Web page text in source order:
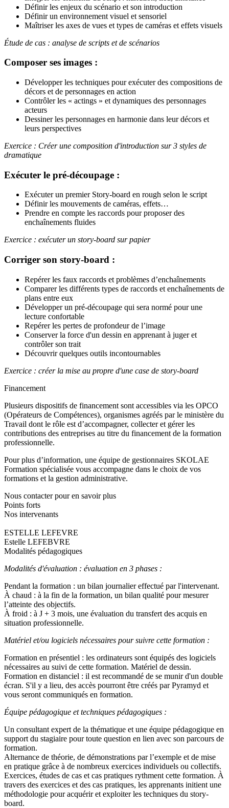
Définir les enjeux du scénario et son introduction
Définir un environnement visuel et sensoriel
Maîtriser les axes de vues et types de caméras et effets visuels
Étude de cas : analyse de scripts et de scénarios
Composer ses images :
Développer les techniques pour exécuter des compositions de
décors et de personnages en action
Contrôler les « actings » et dynamiques des personnages
acteurs
Dessiner les personnages en harmonie dans leur décors et
leurs perspectives
Exercice : Créer une composition d'introduction sur 3 styles de
dramatique
Exécuter le pré-découpage :
Exécuter un premier Story-board en rough selon le script
Définir les mouvements de caméras, effets…
Prendre en compte les raccords pour proposer des
enchaînements fluides
Exercice : exécuter un story-board sur papier
Corriger son story-board :
Repérer les faux raccords et problèmes d’enchaînements
Comparer les différents types de raccords et enchaînements de
plans entre eux
Développer un pré-découpage qui sera normé pour une
lecture confortable
Repérer les pertes de profondeur de l’image
Conserver la force d'un dessin en apprenant à juger et
contrôler son trait
Découvrir quelques outils incontournables
Exercice : créer la mise au propre d'une case de story-board
Financement
Plusieurs dispositifs de financement sont accessibles via les OPCO
(Opérateurs de Compétences), organismes agréés par le ministère du
Travail dont le rôle est d’accompagner, collecter et gérer les
contributions des entreprises au titre du financement de la formation
professionnelle.
Pour plus d’information, une équipe de gestionnaires SKOLAE
Formation spécialisée vous accompagne dans le choix de vos
formations et la gestion administrative.
Nous contacter pour en savoir plus
Points forts
Nos intervenants
ESTELLE LEFEVRE
Estelle LEFEBVRE
Modalités pédagogiques
Modalités d'évaluation : évaluation en 3 phases :
Pendant la formation : un bilan journalier effectué par l'intervenant.
À chaud : à la fin de la formation, un bilan qualité pour mesurer
l’atteinte des objectifs.
À froid : à J + 3 mois, une évaluation du transfert des acquis en
situation professionnelle.
Matériel et/ou logiciels nécessaires pour suivre cette formation :
Formation en présentiel : les ordinateurs sont équipés des logiciels
nécessaires au suivi de cette formation. Matériel de dessin.
Formation en distanciel : il est recommandé de se munir d'un double
écran. S'il y a lieu, des accès pourront être créés par Pyramyd et
vous seront communiqués en formation.
Équipe pédagogique et techniques pédagogiques :
Un consultant expert de la thématique et une équipe pédagogique en
support du stagiaire pour toute question en lien avec son parcours de
formation.
Alternance de théorie, de démonstrations par l’exemple et de mise
en pratique grâce à de nombreux exercices individuels ou collectifs.
Exercices, études de cas et cas pratiques rythment cette formation. À
travers des exercices et des cas pratiques, les apprenants initient une
méthodologie pour acquérir et exploiter les techniques du story-
board.